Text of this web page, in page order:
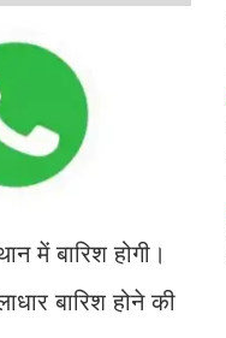
में बारिश होगी।
बारिश होने की